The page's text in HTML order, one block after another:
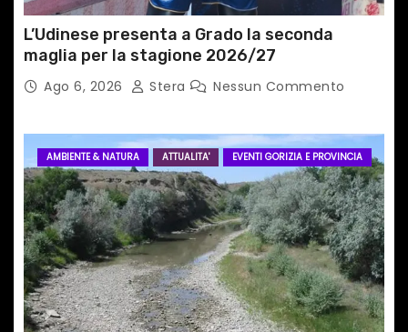
l
i
L’Udinese presenta a Grado la seconda
maglia per la stagione 2026/27
Ago 6, 2026 Stera Nessun Commento
AMBIENTE & NATURA ATTUALITA' EVENTI GORIZIA E PROVINCIA